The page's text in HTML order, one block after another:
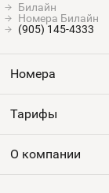
Билайн
Номера Билайн
(905) 145-4333
Номера
Все номера
Тарифы
Выгодные тарифы
О компании